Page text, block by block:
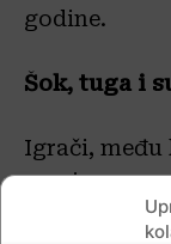
godine.
Šok, tuga i
Igrači, među
usmjerene